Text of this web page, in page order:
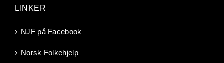
LINKER
NJF på Facebook
Norsk Folkehjelp